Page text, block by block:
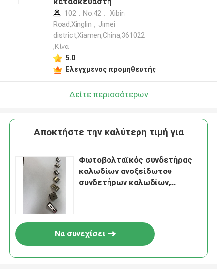
102，No.42， Xibin
Road,Xinglin，Jimei
district,Xiamen,China,361022
,Κίνα
5.0
Ελεγχμένος προμηθευτής
Δείτε περισσότερων
Αποκτήστε την καλύτερη τιμή για
Φωτοβολταϊκός συνδετήρας
καλωδίων ανοξείδωτου
συνδετήρων καλωδίων,
ηλιακών πλαισίων
Να συνεχίσει